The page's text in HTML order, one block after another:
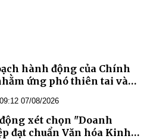
hành động của Chính
ứng phó thiên tai và
09:12 07/08/2026
xét chọn "Doanh
đạt chuẩn Văn hóa Kinh